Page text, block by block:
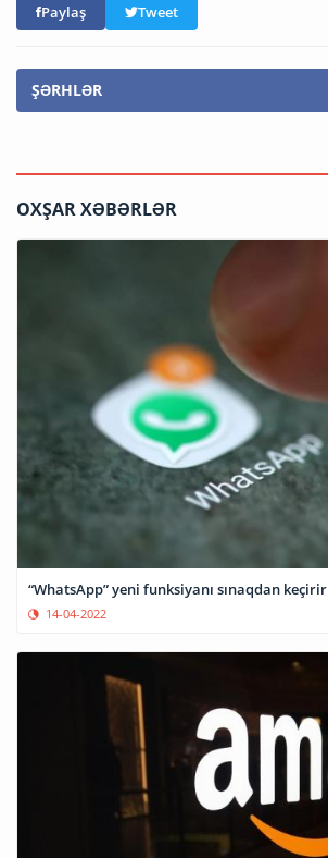
Paylaş Tweet
ŞƏRHLƏR
OXŞAR XƏBƏRLƏR
“WhatsApp” yeni funksiyanı sınaqdan keçirir
14-04-2022